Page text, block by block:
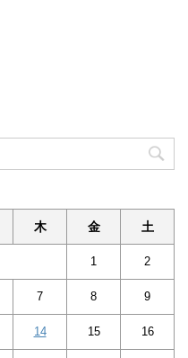
木 金 土
1 2
7 8 9
14 15 16